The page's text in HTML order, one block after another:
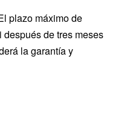
plazo máximo de
de tres meses
la garantía y